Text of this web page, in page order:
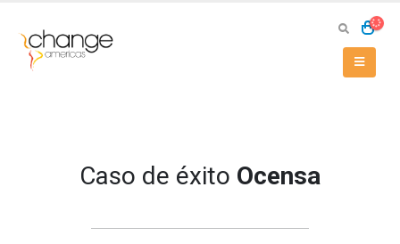
Caso de éxito Ocensa